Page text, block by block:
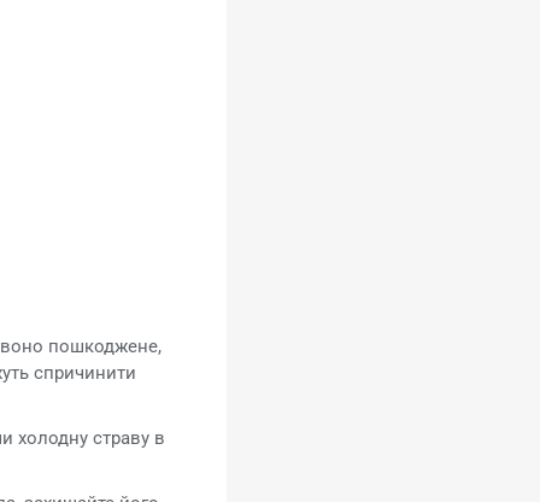
воно пошкоджене,
спричинити
холодну страву в